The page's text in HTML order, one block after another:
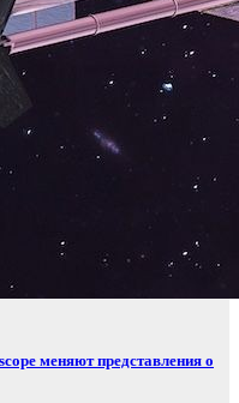
меняют представления о